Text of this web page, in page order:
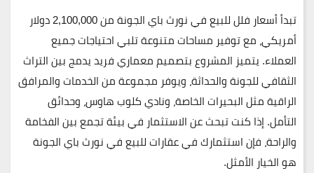
تبدأ أسعار فلل للبيع في نورث باي الجونة
من 2,100,000 دولار
أمريكي، مع توفير مساحات متنوعة تلبي احتياجات جميع
العملاء. يتميز المشروع بتصميم معماري فريد يدمج بين التراث
الثقافي للجونة والحداثة، ويوفر مجموعة من الخدمات والمرافق
الراقية مثل البحيرات الخاصة، ونادي كلوب هاوس، وحدائق
التأمل. إذا كنت تبحث عن الاستثمار في بيئة تجمع بين الفخامة
والراحة، فإن استثمارك في عقارات للبيع في نورث باي الجونة
هو الخيار الأمثل.